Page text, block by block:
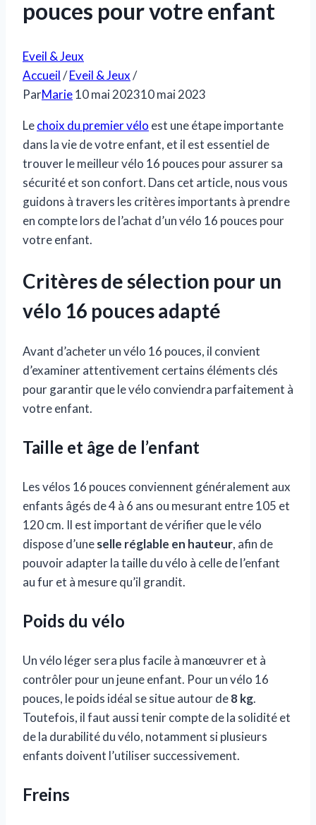
pouces pour votre enfant
Eveil & Jeux
Accueil/Eveil & Jeux/
ParMarie10 mai 202310 mai 2023
Lechoix du premier vélo est une étape importante
dans la vie de votre enfant, et il est essentiel de
trouver le meilleur vélo 16 pouces pour assurer sa
sécurité et son confort. Dans cet article, nous vous
guidons à travers les critères importants à prendre
en compte lors de l’achat d’un vélo 16 pouces pour
votre enfant.
Critères de sélection pour un
vélo 16 pouces adapté
Avant d’acheter un vélo 16 pouces, il convient
d’examiner attentivement certains éléments clés
pour garantir que le vélo conviendra parfaitement à
votre enfant.
Taille et âge de l’enfant
Les vélos 16 pouces conviennent généralement aux
enfants âgés de 4 à 6 ans ou mesurant entre 105 et
120 cm. Il est important de vérifier que le vélo
dispose d’uneselle réglable en hauteur, afin de
pouvoir adapter la taille du vélo à celle de l’enfant
au fur et à mesure qu’il grandit.
Poids du vélo
Un vélo léger sera plus facile à manœuvrer et à
contrôler pour un jeune enfant. Pour un vélo 16
pouces, le poids idéal se situe autour de8 kg.
Toutefois, il faut aussi tenir compte de la solidité et
de la durabilité du vélo, notamment si plusieurs
enfants doivent l’utiliser successivement.
Freins